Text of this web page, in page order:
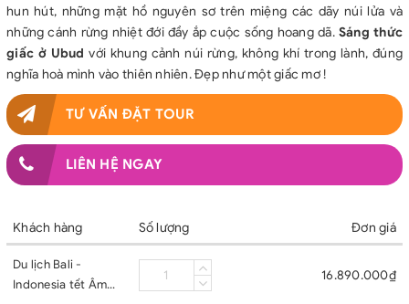
hun hút, những mặt hồ nguyên sơ trên miệng các dãy núi lửa và
những cánh rừng nhiệt đới đầy ắp cuộc sống hoang dã. Sáng thức
giấc ở Ubud với khung cảnh núi rừng, không khí trong lành, đúng
nghĩa hoà mình vào thiên nhiên. Đẹp như một giấc mơ !
TƯ VẤN ĐẶT TOUR
LIÊN HỆ NGAY
Khách hàng Số lượng Đơn giá
Du lịch Bali -
Indonesia tết Âm
16.890.000₫